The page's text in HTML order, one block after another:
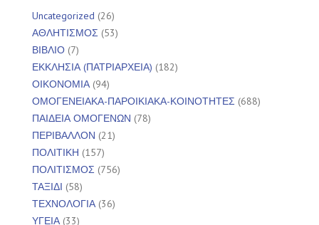
Uncategorized (26)
ΑΘΛΗΤΙΣΜΟΣ (53)
ΒΙΒΛΙΟ (7)
ΕΚΚΛΗΣΙΑ (ΠΑΤΡΙΑΡΧΕΙΑ) (182)
ΟΙΚΟΝΟΜΙΑ(94)
ΟΜΟΓΕΝΕΙΑΚΑ-ΠΑΡΟΙΚΙΑΚΑ-ΚΟΙΝΟΤΗΤΕΣ (688)
ΠΑΙΔΕΙΑ ΟΜΟΓΕΝΩΝ (78)
ΠΕΡΙΒΑΛΛΟΝ (21)
ΠΟΛΙΤΙΚΗ (157)
ΠΟΛΙΤΙΣΜΟΣ (756)
ΤΑΞΙΔΙ (58)
ΤΕΧΝΟΛΟΓΙΑ(36)
ΥΓΕΙΑ(33)